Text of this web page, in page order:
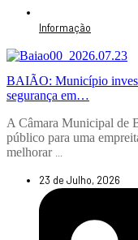
Informação
BAIÃO: Município
segurança em…
A Câmara Municipal de
público para uma
melhorar ...
23 de Julho, 2026